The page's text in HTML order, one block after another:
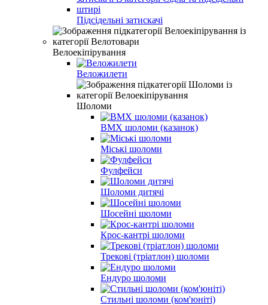
Підсідельні затискачі
Велоекіпірування
Веложилети
Шоломи
BMX шоломи (казанок)
Міські шоломи
Фулфейси
Шоломи дитячі
Шосейні шоломи
Крос-кантрі шоломи
Трекові (тріатлон) шоломи
Ендуро шоломи
Стильні шоломи (ком'юніті)